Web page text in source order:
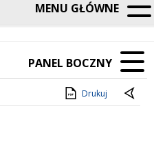
MENU GŁÓWNE
PANEL BOCZNY
Drukuj